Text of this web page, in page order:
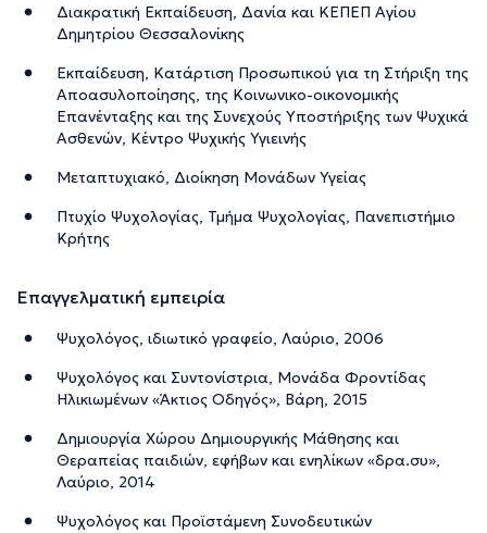
Διακρατική Εκπαίδευση, Δανία και ΚΕΠΕΠ Αγίου
Δημητρίου Θεσσαλονίκης
Εκπαίδευση, Κατάρτιση Προσωπικού για τη Στήριξη της
Αποασυλοποίησης, της Κοινωνικο-οικονομικής
Επανένταξης και της Συνεχούς Υποστήριξης των Ψυχικά
Ασθενών, Κέντρο Ψυχικής Υγιεινής
Μεταπτυχιακό, Διοίκηση Μονάδων Υγείας
Πτυχίο Ψυχολογίας, Τμήμα Ψυχολογίας, Πανεπιστήμιο
Κρήτης
Επαγγελματική εμπειρία
Ψυχολόγος, ιδιωτικό γραφείο, Λαύριο, 2006
Ψυχολόγος και Συντονίστρια, Μονάδα Φροντίδας
Ηλικιωμένων «Άκτιος Οδηγός», Βάρη, 2015
Δημιουργία Χώρου Δημιουργικής Μάθησης και
Θεραπείας παιδιών, εφήβων και ενηλίκων «δρα.συ»,
Λαύριο, 2014
Ψυχολόγος και Προϊστάμενη Συνοδευτικών